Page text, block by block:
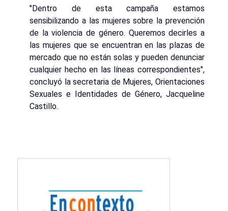
"Dentro de esta campaña estamos
sensibilizando a las mujeres sobre la prevención
de la violencia de género. Queremos decirles a
las mujeres que se encuentran en las plazas de
mercado que no están solas y pueden denunciar
cualquier hecho en las líneas correspondientes",
concluyó la secretaria de Mujeres, Orientaciones
Sexuales e Identidades de Género, Jacqueline
Castillo.